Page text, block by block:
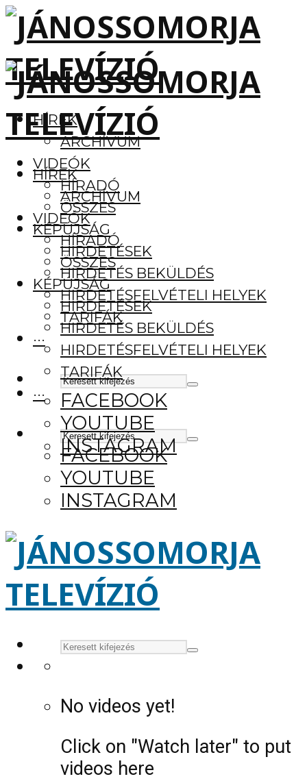
HÍREK
ARCHÍVUM
VIDEÓK
HÍRADÓ
ÖSSZES
KÉPÚJSÁG
HIRDETÉSEK
HIRDETÉS BEKÜLDÉS
HIRDETÉSFELVÉTELI HELYEK
TARIFÁK
···
FACEBOOK
YOUTUBE
INSTAGRAM
HÍREK
ARCHÍVUM
VIDEÓK
HÍRADÓ
ÖSSZES
KÉPÚJSÁG
HIRDETÉSEK
HIRDETÉS BEKÜLDÉS
HIRDETÉSFELVÉTELI HELYEK
TARIFÁK
···
FACEBOOK
YOUTUBE
INSTAGRAM
No videos yet!
Click on "Watch later" to put
videos here